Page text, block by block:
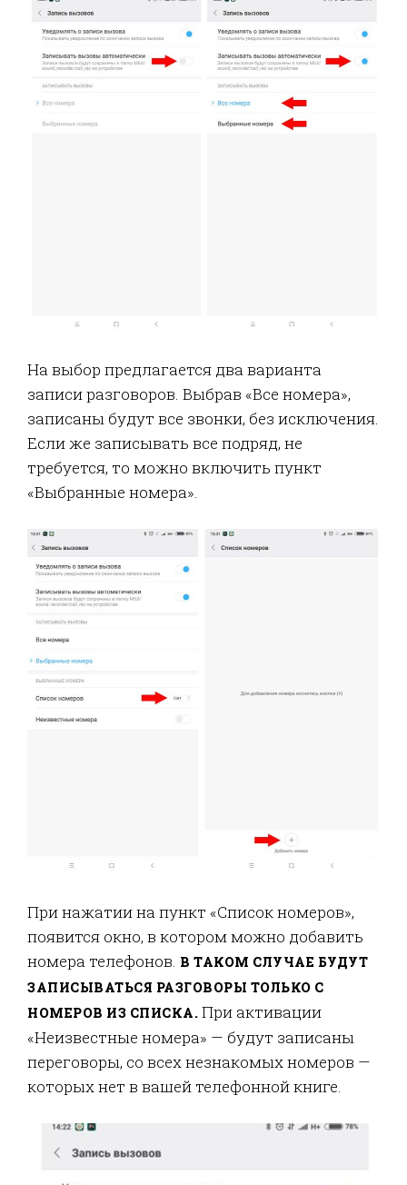
На выбор предлагается два варианта
записи разговоров. Выбрав «Все номера»,
записаны будут все звонки, без исключения.
Если же записывать все подряд, не
требуется, то можно включить пункт
«Выбранные номера».
При нажатии на пункт «Список номеров»,
появится окно, в котором можно добавить
номера телефонов. В ТАКОМ СЛУЧАЕ БУДУТ
ЗАПИСЫВАТЬСЯ РАЗГОВОРЫ ТОЛЬКО С
НОМЕРОВ ИЗ СПИСКА. При активации
«Неизвестные номера» — будут записаны
переговоры, со всех незнакомых номеров —
которых нет в вашей телефонной книге.